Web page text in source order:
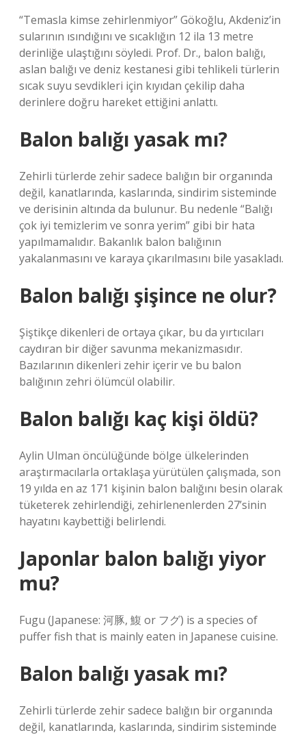
“Temasla kimse zehirlenmiyor” Gökoğlu, Akdeniz’in
sularının ısındığını ve sıcaklığın 12 ila 13 metre
derinliğe ulaştığını söyledi. Prof. Dr., balon balığı,
aslan balığı ve deniz kestanesi gibi tehlikeli türlerin
sıcak suyu sevdikleri için kıyıdan çekilip daha
derinlere doğru hareket ettiğini anlattı.
Balon balığı yasak mı?
Zehirli türlerde zehir sadece balığın bir organında
değil, kanatlarında, kaslarında, sindirim sisteminde
ve derisinin altında da bulunur. Bu nedenle “Balığı
çok iyi temizlerim ve sonra yerim” gibi bir hata
yapılmamalıdır. Bakanlık balon balığının
yakalanmasını ve karaya çıkarılmasını bile yasakladı.
Balon balığı şişince ne olur?
Şiştikçe dikenleri de ortaya çıkar, bu da yırtıcıları
caydıran bir diğer savunma mekanizmasıdır.
Bazılarının dikenleri zehir içerir ve bu balon
balığının zehri ölümcül olabilir.
Balon balığı kaç kişi öldü?
Aylin Ulman öncülüğünde bölge ülkelerinden
araştırmacılarla ortaklaşa yürütülen çalışmada, son
19 yılda en az 171 kişinin balon balığını besin olarak
tüketerek zehirlendiği, zehirlenenlerden 27’sinin
hayatını kaybettiği belirlendi.
Japonlar balon balığı yiyor
mu?
Fugu (Japanese: 河豚, 鰒 or フグ) is a species of
puffer fish that is mainly eaten in Japanese cuisine.
Balon balığı yasak mı?
Zehirli türlerde zehir sadece balığın bir organında
değil, kanatlarında, kaslarında, sindirim sisteminde